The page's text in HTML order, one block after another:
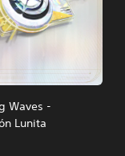
Waves -
Lunita